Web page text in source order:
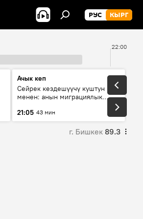
РУС КЫРГ
22:00
Ачык кеп
Сейрек кездешүүчү куштун изи
менен: анын миграциялык
21:05 43 мин
г. Бишкек 89.3